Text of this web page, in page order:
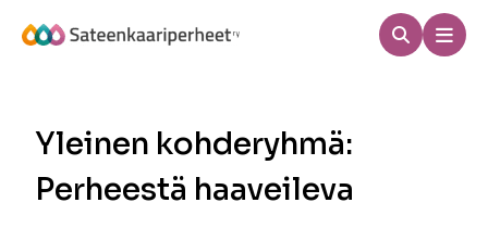
sisältöön
Haku
Yleinen kohderyhmä:
Perheestä haaveileva